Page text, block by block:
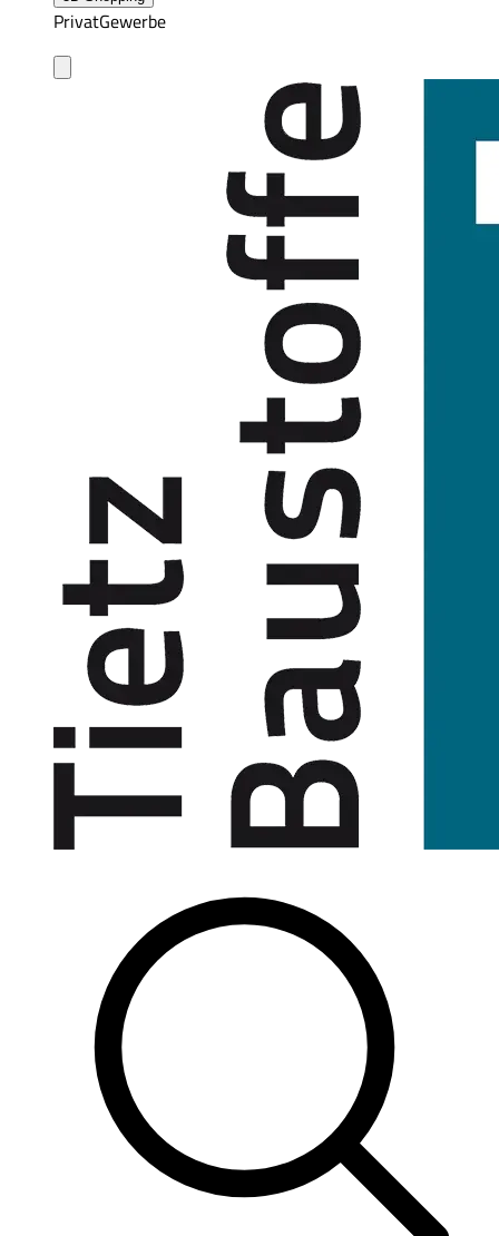
PrivatGewerbe